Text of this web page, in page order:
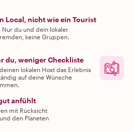
Local, nicht wie ein Tourist
Nur du und dein lokaler
keine Gruppen.
du, weniger Checkliste
lokalen Host das Erlebnis
auf deine Wünsche
anfühlt
mit Rücksicht
den Planeten